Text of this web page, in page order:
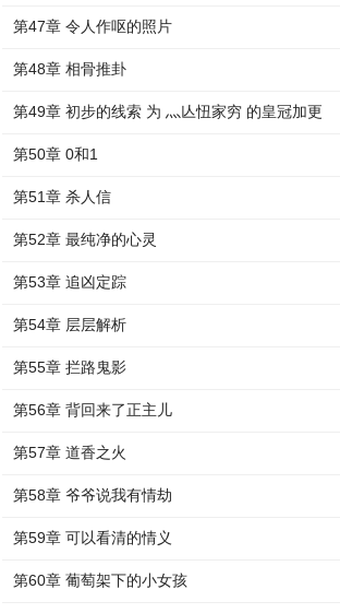
第47章 令人作呕的照片
第48章 相骨推卦
第49章 初步的线索 为 灬亾忸家穷 的皇冠加更
第50章 0和1
第51章 杀人信
第52章 最纯净的心灵
第53章 追凶定踪
第54章 层层解析
第55章 拦路鬼影
第56章 背回来了正主儿
第57章 道香之火
第58章 爷爷说我有情劫
第59章 可以看清的情义
第60章 葡萄架下的小女孩